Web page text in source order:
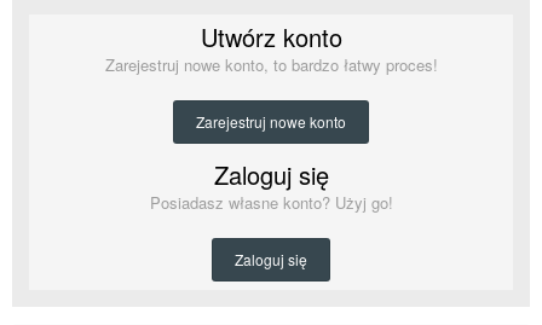
Utwórz konto
Zarejestruj nowe konto, to bardzo łatwy proces!
Zarejestruj nowe konto
Zaloguj się
Posiadasz własne konto? Użyj go!
Zaloguj się